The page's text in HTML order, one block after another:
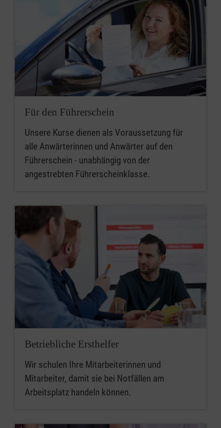
Für den Führerschein
Unsere Kurse dienen als Voraussetzung für
alle Anwärterinnen und Anwärter auf den
Führerschein - unabhängig von der
angestrebten Führerscheinklasse.
Betriebliche Ersthelfer
Wir schulen Ihre Mitarbeiterinnen und
Mitarbeiter, damit sie bei Notfällen am
Arbeitsplatz handeln können.